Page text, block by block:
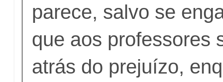
parece, salvo se
que aos professores
atrás do prejuízo,